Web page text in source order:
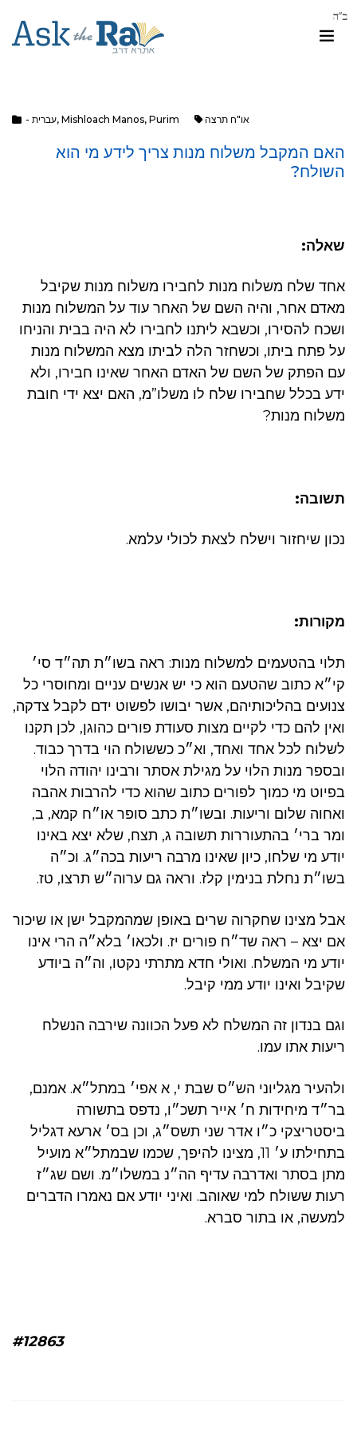
- עברית, Mishloach Manos, Purim או"ח תרצה
האם המקבל משלוח מנות צריך לידע מי הוא
השולח?
שאלה:
אחד שלח משלוח מנות לחבירו משלוח מנות שקיבל
מאדם אחר, והיה השם של האחר עוד על המשלוח מנות
ושכח להסירו, וכשבא ליתנו לחבירו לא היה בבית והניחו
על פתח ביתו, וכשחזר הלה לביתו מצא המשלוח מנות
עם הפתק של השם של האדם האחר שאינו חבירו, ולא
ידע בכלל שחבירו שלח לו משלו”מ, האם יצא ידי חובת
משלוח מנות?
תשובה:
נכון שיחזור וישלח לצאת לכולי עלמא.
מקורות:
תלוי בהטעמים למשלוח מנות: ראה בשו״ת תה״ד סי׳
קי״א כתוב שהטעם הוא כי יש אנשים עניים ומחוסרי כל
צנועים בהליכותיהם, אשר יבושו לפשוט ידם לקבל צדקה,
ואין להם כדי לקיים מצות סעודת פורים כהוגן, לכן תקנו
לשלוח לכל אחד ואחד, וא״כ כששולח הוי בדרך כבוד.
ובספר מנות הלוי על מגילת אסתר ורבינו יהודה הלוי
בפיוט מי כמוך לפורים כתוב שהוא כדי להרבות אהבה
ואחוה שלום וריעות. ובשו״ת כתב סופר או״ח קמא, ב,
ומר ברי׳ בהתעוררות תשובה ג, תצח, שלא יצא באינו
יודע מי שלחו, כיון שאינו מרבה ריעות בכה״ג. וכ״ה
בשו״ת נחלת בנימין קלז. וראה גם ערוה״ש תרצו, טז.
אבל מצינו שחקרוה שרים באופן שמהמקבל ישן או שיכור
אם יצא – ראה שד״ח פורים יז. ולכאו׳ בלא״ה הרי אינו
יודע מי המשלח. ואולי חדא מתרתי נקטו, וה״ה ביודע
שקיבל ואינו יודע ממי קיבל.
וגם בנדון זה המשלח לא פעל הכוונה שירבה הנשלח
ריעות אתו עמו.
ולהעיר מגליוני הש״ס שבת י, א אפי׳ במתל״א. אמנם,
בר״ד מיחידות ח׳ אייר תשכ״ו, נדפס בתשורה
ביסטריצקי כ״ו אדר שני תשס״ג, וכן בס׳ ארעא דגליל
בתחילתו ע׳ 11, מצינו להיפך, שכמו שבמתל״א מועיל
מתן בסתר ואדרבה עדיף הה״נ במשלו״מ. ושם שג״ז
רעות ששולח למי שאוהב. ואיני יודע אם נאמרו הדברים
למעשה, או בתור סברא.
#12863